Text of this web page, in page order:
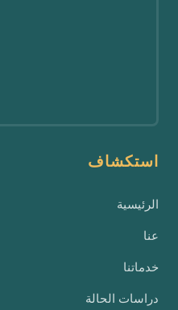
استكشاف
الرئيسية
عنا
خدماتنا
دراسات الحالة